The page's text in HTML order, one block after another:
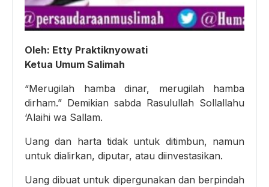
Oleh: Etty Praktiknyowati
Ketua Umum Salimah
“Merugilah hamba dinar, merugilah hamba
dirham.” Demikian sabda Rasulullah Sollallahu
‘Alaihi wa Sallam.
Uang dan harta tidak untuk ditimbun, namun
untuk dialirkan, diputar, atau diinvestasikan.
Uang dibuat untuk dipergunakan dan berpindah